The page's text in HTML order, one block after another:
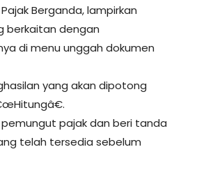
Berganda, lampirkan
berkaitan dengan
di menu unggah dokumen
yang akan dipotong
pajak dan beri tanda
telah tersedia sebelum